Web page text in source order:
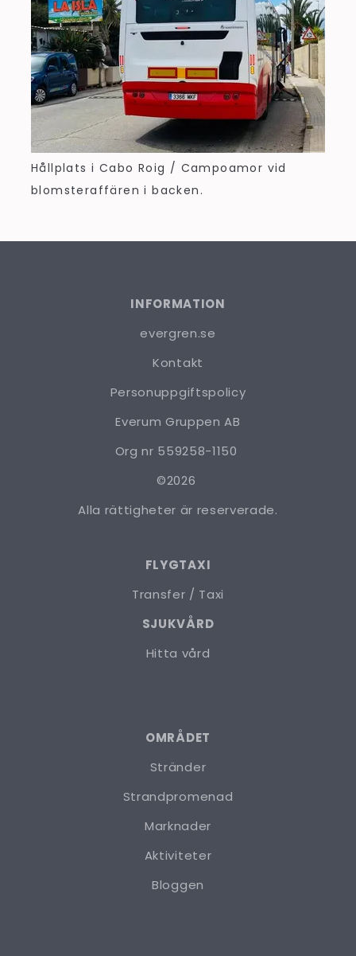
Hållplats i Cabo Roig / Campoamor vid
blomsteraffären i backen.
INFORMATION
evergren.se
Kontakt
Personuppgiftspolicy
Everum Gruppen AB
Org nr 559258-1150
©2026
Alla rättigheter är reserverade.
FLYGTAXI
Transfer / Taxi
SJUKVÅRD
Hitta vård
OMRÅDET
Stränder
Strandpromenad
Marknader
Aktiviteter
Bloggen